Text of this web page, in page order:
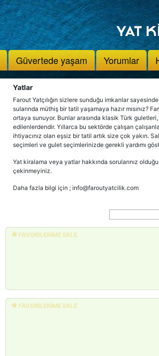
Güvertede yaşam Yorumlar
Yatlar
Farout Yatçılığın sizlere sunduğu imkanlar
sularında müthiş bir tatil yaşamaya hazır mısınız?
ortaya sunuyor. Bunlar arasında klasik Türk
edilenlerdendir. Yıllarca bu sektörde çalışan
ihtiyacınız olan eşsiz bir tatil artık size çok yakın.
seçimleri ve gulet seçimlerinizde gerekli yardımı
Yat kiralama veya yatlar hakkında sorularınız
çekinmeyiniz.
Daha fazla bilgi için ; info@faroutyatcilik.com
FAVORİLERİME EKLE
FAVORİLERİME EKLE